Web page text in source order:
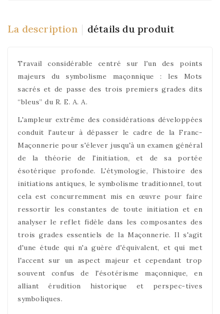
La description détails du produit
Travail considérable centré sur l'un des points
majeurs du symbolisme maçonnique : les Mots
sacrés et de passe des trois premiers grades dits
“bleus” du R. E. A. A.
L'ampleur extrême des considérations développées
conduit l'auteur à dépasser le cadre de la Franc-
Maçonnerie pour s'élever jusqu'à un examen général
de la théorie de l'initiation, et de sa portée
ésotérique profonde. L'étymologie, l'histoire des
initiations antiques, le symbolisme traditionnel, tout
cela est concurremment mis en œuvre pour faire
ressortir les constantes de toute initiation et en
analyser le reflet fidèle dans les composantes des
trois grades essentiels de la Maçonnerie. Il s'agit
d'une étude qui n'a guère d'équivalent, et qui met
l'accent sur un aspect majeur et cependant trop
souvent confus de l'ésotérisme maçonnique, en
alliant érudition historique et perspec-tives
symboliques.